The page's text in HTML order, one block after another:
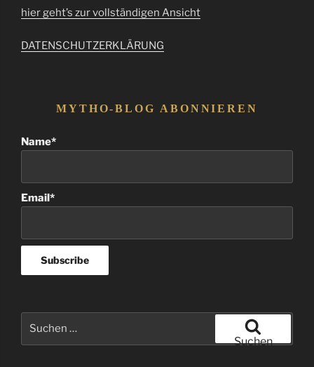
hier geht’s zur vollständigen Ansicht
DATENSCHUTZERKLÄRUNG
MYTHO-BLOG ABONNIEREN
Name*
Email*
Suchen